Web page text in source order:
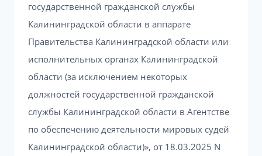
государственной гражданской службы
Калининградской области в аппарате
Правительства Калининградской области или
исполнительных органах Калининградской
области (за исключением некоторых
должностей государственной гражданской
службы Калининградской области в Агентстве
по обеспечению деятельности мировых судей
Калининградской области)», от 18.03.2025 N